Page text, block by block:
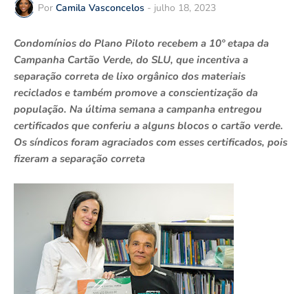
Por Camila Vasconcelos - julho 18, 2023
Condomínios do Plano Piloto recebem a 10º etapa da
Campanha Cartão Verde, do SLU, que incentiva a
separação correta de lixo orgânico dos materiais
reciclados e também promove a conscientização da
população. Na última semana a campanha entregou
certificados que conferiu a alguns blocos o cartão verde.
Os síndicos foram agraciados com esses certificados, pois
fizeram a separação correta